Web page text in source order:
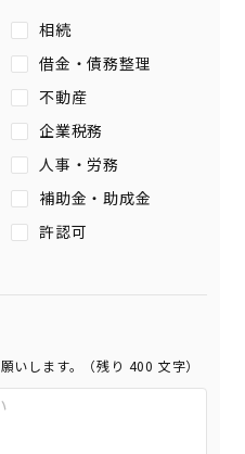
相続
借金・債務整理
不動産
企業税務
人事・労務
補助金・助成金
許認可
いします。（残り 400 文字）